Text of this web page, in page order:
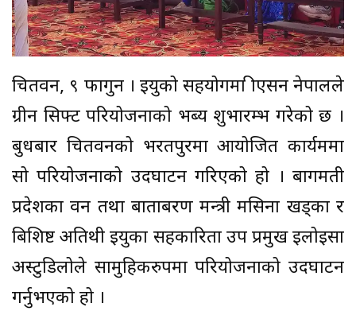
चितवन, ९ फागुन । इयुको सहयोगमा क्रीएसन नेपालले
ग्रीन सिफ्ट परियोजनाको भब्य शुभारम्भ गरेको छ ।
बुधबार चितवनको भरतपुरमा आयोजित कार्यक्रममा
सो परियोजनाको उदघाटन गरिएको हो । बागमती
प्रदेशका वन तथा बाताबरण मन्त्री मसिना खड्का र
बिशिष्ट अतिथी इयुका सहकारिता उप प्रमुख इलोइसा
अस्टुडिलोले सामुहिकरुपमा परियोजनाको उदघाटन
गर्नुभएको हो ।